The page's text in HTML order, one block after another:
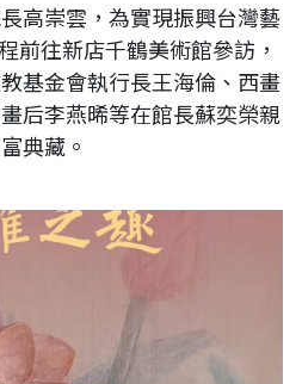
高崇雲，為實現振興台灣藝
前往新店千鶴美術館參訪，
基金會執行長王海倫、西畫
后李燕晞等在館長蘇奕榮親
典藏。